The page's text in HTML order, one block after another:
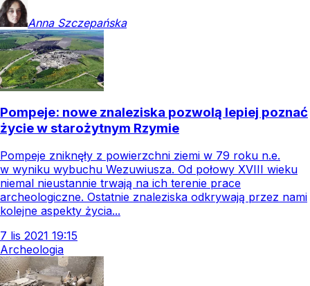
Anna Szczepańska
Pompeje: nowe znaleziska pozwolą lepiej poznać
życie w starożytnym Rzymie
Pompeje zniknęły z powierzchni ziemi w 79 roku n.e.
w wyniku wybuchu Wezuwiusza. Od połowy XVIII wieku
niemal nieustannie trwają na ich terenie prace
archeologiczne. Ostatnie znaleziska odkrywają przez nami
kolejne aspekty życia...
7 lis 2021 19:15
Archeologia